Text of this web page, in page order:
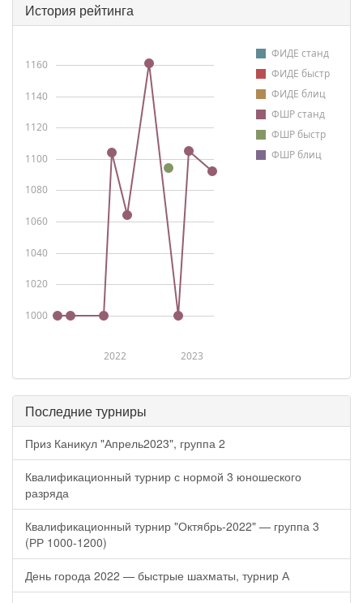
История рейтинга
ФИДЕ станд
ФИДЕ быстр
ФИДЕ блиц
ФШР станд
ФШР быстр
ФШР блиц
2022 2023
1000
1020
1040
1060
1080
1100
1120
1140
1160
Последние турниры
Приз Каникул "Апрель2023", группа 2
Квалификационный турнир с нормой 3 юношеского
разряда
Квалификационный турнир "Октябрь-2022" — группа 3
(РР 1000-1200)
День города 2022 — быстрые шахматы, турнир А